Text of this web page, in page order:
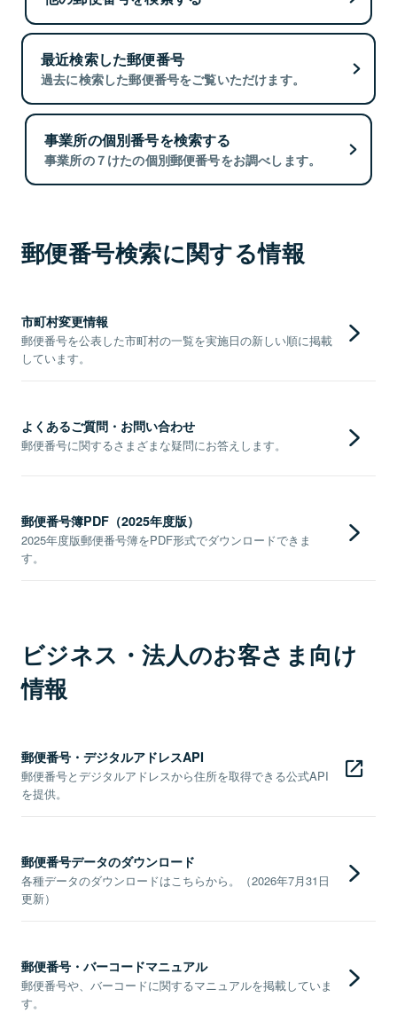
最近検索した郵便番号
過去に検索した郵便番号をご覧いただけます。
事業所の個別番号を検索する
事業所の７けたの個別郵便番号をお調べします。
郵便番号検索に関する情報
市町村変更情報
郵便番号を公表した市町村の一覧を実施日の新しい順に掲載
しています。
よくあるご質問・お問い合わせ
郵便番号に関するさまざまな疑問にお答えします。
郵便番号簿PDF（2025年度版）
2025年度版郵便番号簿をPDF形式でダウンロードできま
す。
ビジネス・法人のお客さま向け
情報
郵便番号・デジタルアドレスAPI
郵便番号とデジタルアドレスから住所を取得できる公式API
を提供。
郵便番号データのダウンロード
各種データのダウンロードはこちらから。（2026年7月31日
更新）
郵便番号・バーコードマニュアル
郵便番号や、バーコードに関するマニュアルを掲載していま
す。